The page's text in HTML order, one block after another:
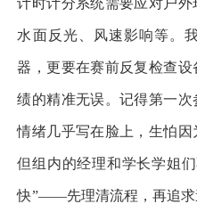
计时计分系统需要应对户外
水面反光、风速影响等。
器，更要在赛前反复检查
绩的精准无误。记得第一
情绪几乎写在脸上，生怕因
但组内的经理和学长学姐
快”——先理清流程，再追求